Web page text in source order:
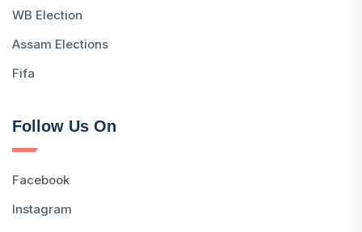
WB Election
Assam Elections
Fifa
Follow Us On
Facebook
Instagram